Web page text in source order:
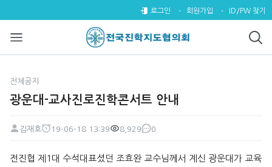
광운대-교사진로진학콘서트 안
로그인 회원가입 ID/PW 찾기
전체공지
광운대-교사진로진학콘서트 안내
페이지 정보
김재호
19-06-18 13:39
8,929
댓글
0
본문
전진협 제1대 수석대표셨던 조효완 교수님께서 계신 광운대가 교육